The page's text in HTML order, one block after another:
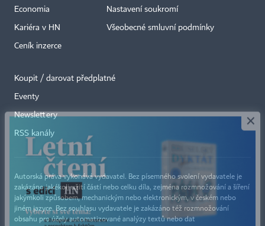
Economia
Kariéra v HN
Ceník inzerce
Nastavení soukromí
Všeobecné smluvní podmínky
Koupit / darovat předplatné
Eventy
Newslettery
RSS kanály
Autorská práva vykonává vydavatel. Bez písemného svolení vydavatele je
zakázáno jakékoli užití částí nebo celku díla, zejména rozmnožování a šíření
jakýmkoli způsobem, mechanickým nebo elektronickým, v českém nebo
jiném jazyce. Bez souhlasu vydavatele je zakázáno též rozmnožování
obsahu pro účely automatizované analýzy textů nebo dat